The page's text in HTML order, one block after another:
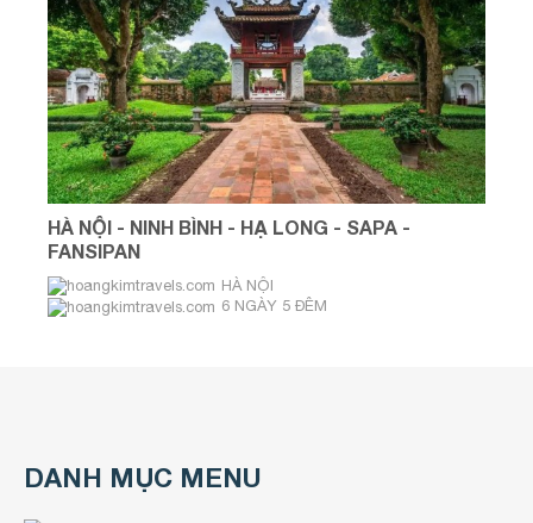
HÀ NỘI - NINH BÌNH - HẠ LONG - SAPA -
FANSIPAN
HÀ NỘI
6 NGÀY 5 ĐÊM
DANH MỤC MENU